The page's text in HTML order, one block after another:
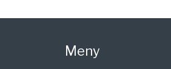
Meny